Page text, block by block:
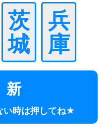
茨
城
兵
庫
い時は押してね★